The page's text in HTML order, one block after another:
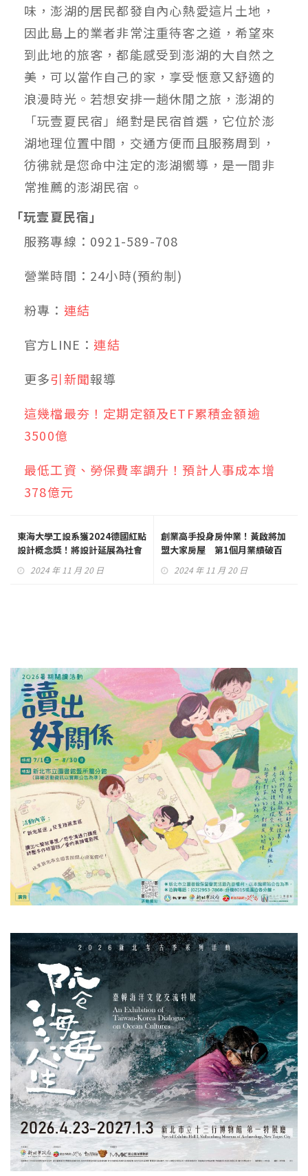
味，澎湖的居民都發自內心熱愛這片土地，
因此島上的業者非常注重待客之道，希望來
到此地的旅客，都能感受到澎湖的大自然之
美，可以當作自己的家，享受愜意又舒適的
浪漫時光。若想安排一趟休閒之旅，澎湖的
「玩壹夏民宿」絕對是民宿首選，它位於澎
湖地理位置中間，交通方便而且服務周到，
彷彿就是您命中注定的澎湖嚮導，是一間非
常推薦的澎湖民宿。
「玩壹夏民宿」
服務專線：0921-589-708
營業時間：24小時(預約制)
粉專： 連結
官方LINE： 連結
更多引新聞報導
這幾檔最夯！定期定額及ETF累積金額逾
3500億
最低工資、勞保費率調升！預計人事成本增
378億元
東海大學工設系獲2024德國紅點
設計概念獎！將設計延展為社會
2024 年 11 月 20 日
創業高手投身房仲業！黃啟將加
盟大家房屋 第1個月業績破百
2024 年 11 月 20 日